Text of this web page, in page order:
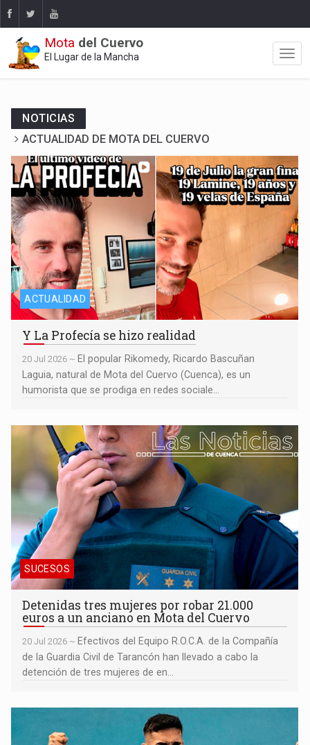
Mota del Cuervo
El Lugar de la Mancha
NOTICIAS
ACTUALIDAD DE MOTA DEL CUERVO
Y La Profecía se hizo realidad
ACTUALIDAD
Y La Profecía se hizo realidad
20 Jul 2026 ~ El popular Rikomedy, Ricardo Bascuñan
Laguia, natural de Mota del Cuervo (Cuenca), es un
humorista que se prodiga en redes sociale...
Detenidas tres mujeres por robar 21.000 euros a un anciano en
Mota del Cuervo
SUCESOS
Detenidas tres mujeres por robar 21.000
euros a un anciano en Mota del Cuervo
20 Jul 2026 ~ Efectivos del Equipo R.O.C.A. de la Compañía
de la Guardia Civil de Tarancón han llevado a cabo la
detención de tres mujeres de en...
Alberto Calero vuela en Alicante y conquista los 100 metros
lisos con su mejor marca de la temporada